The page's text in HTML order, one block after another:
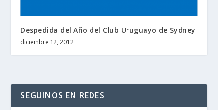
Despedida del Año del Club Uruguayo de Sydney
diciembre 12, 2012
SEGUINOS EN REDES